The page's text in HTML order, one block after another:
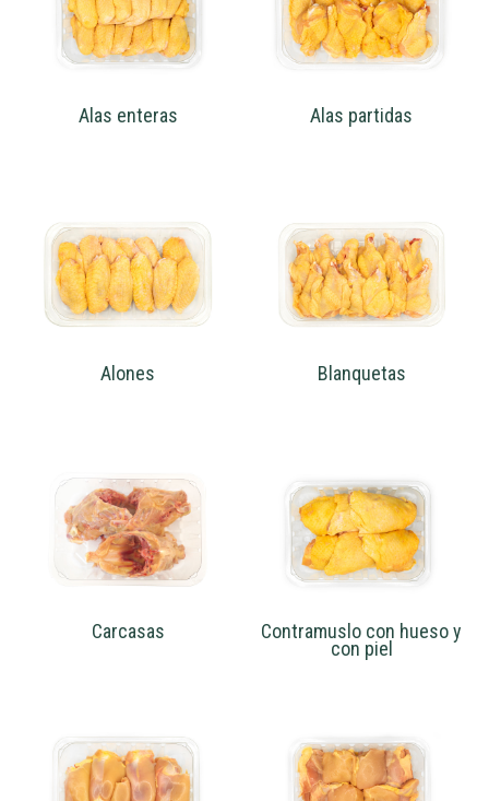
Alas enteras Alas partidas
Alones Blanquetas
Carcasas Contramuslo con hueso y
con piel